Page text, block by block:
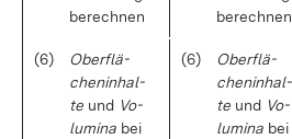
be­rech­nen
be­rech­nen
(6)
Ober­flä­
chen­in­hal­
te und Vo­
lu­mi­na bei
(6)
Ober­flä­
chen­in­hal­
te und Vo­
lu­mi­na bei